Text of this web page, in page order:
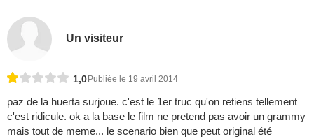
Un visiteur
1,0 Publiée le 19 avril 2014
paz de la huerta surjoue. c'est le 1er truc qu'on retiens tellement
c'est ridicule. ok a la base le film ne pretend pas avoir un grammy
mais tout de meme... le scenario bien que peut original été